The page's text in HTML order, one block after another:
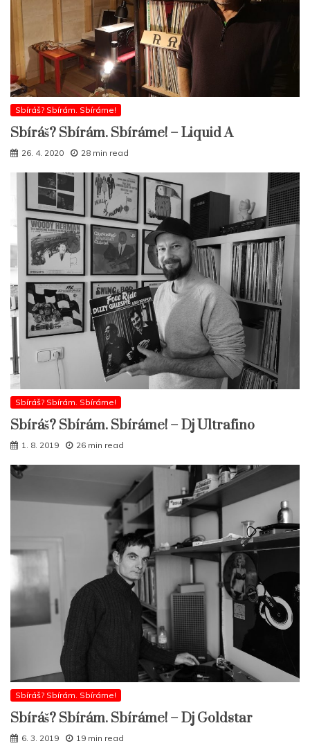
Sbíráš? Sbírám. Sbíráme!
Sbíráš? Sbírám. Sbíráme! – Liquid A
26. 4. 2020 28 min read
Sbíráš? Sbírám. Sbíráme!
Sbíráš? Sbírám. Sbíráme! – Dj Ultrafino
1. 8. 2019 26 min read
Sbíráš? Sbírám. Sbíráme!
Sbíráš? Sbírám. Sbíráme! – Dj Goldstar
6. 3. 2019 19 min read